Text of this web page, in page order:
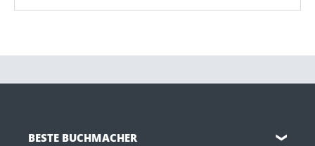
BESTE BUCHMACHER ❯